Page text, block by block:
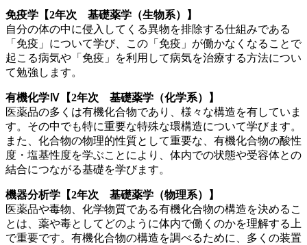
免疫学【2年次 基礎薬学（生物系）】
自分の体の中に侵入してくる異物を排除する仕組みである
「免疫」について学び、この「免疫」が働かなくなることで
起こる病気や「免疫」を利用して病気を治療する方法につい
て勉強します。
有機化学Ⅳ【2年次 基礎薬学（化学系）】
医薬品の多くは有機化合物であり、様々な構造を有していま
す。その中でも特に重要な特殊な環構造について学びます。
また、化合物の物理的性質として重要な、有機化合物の酸性
度・塩基性度を学ぶことにより、体内での状態や受容体との
結合につながる基礎を学びます。
機器分析学【2年次 基礎薬学（物理系）】
医薬品や毒物、化学物質である有機化合物の構造を決めるこ
とは、薬や毒としてどのように体内で働くのかを理解する上
で重要です。有機化合物の構造を調べるために、多くの装置